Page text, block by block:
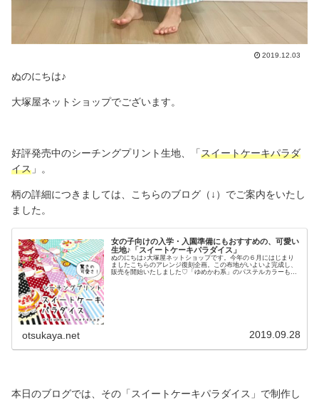
2019.12.03
ぬのにちは♪
大塚屋ネットショップでございます。
好評発売中のシーチングプリント生地、「スイートケーキパラダ
イス 」。
柄の詳細につきましては、こちらのブログ（↓）でご案内をいたし
ました。
女の子向けの入学・入園準備にもおすすめの、可愛い
生地♪「スイートケーキパラダイス」
ぬのにちは♪大塚屋ネットショップです。今年の６月にはじまり
ましたこちらのアレンジ復刻企画。この布地がいよいよ完成し、
販売を開始いたしました♡「ゆめかわ系」のパステルカラーもあ
otsukaya.net 2019.09.28
本日のブログでは、その「スイートケーキパラダイス」で制作し